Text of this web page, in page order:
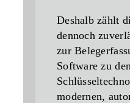
Deshalb zählt
dennoch
zur
Software zu den
modernen,